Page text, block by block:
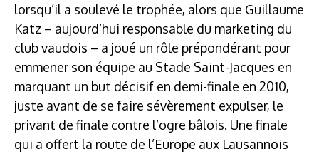
lorsqu’il a soulevé le trophée, alors que Guillaume
Katz – aujourd’hui responsable du marketing du
club vaudois – a joué un rôle prépondérant pour
emmener son équipe au Stade Saint-Jacques en
marquant un but décisif en demi-finale en 2010,
juste avant de se faire sévèrement expulser, le
privant de finale contre l’ogre bâlois. Une finale
qui a offert la route de l’Europe aux Lausannois